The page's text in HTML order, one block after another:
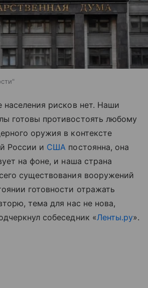
населения рисков нет. Наши
готовы противостоять любому
оружия в контексте
России и США постоянна, она
на фоне, и наша страна
существования вооружений
готовности отражать
тема для нас не нова,
собеседник «Ленты.ру».